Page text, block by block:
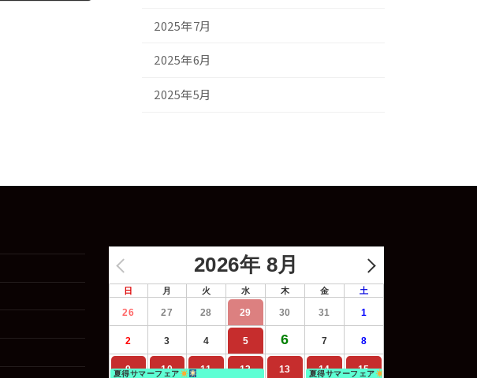
2025年7月
2025年6月
2025年5月
2026年 8月
日 月 火 水 木 金 土
26 27 28 29 30 31 1
2 3 4 5 6 7 8
9 10 11 12 13 14 15
夏得サマーフェア 夏得サマーフェア